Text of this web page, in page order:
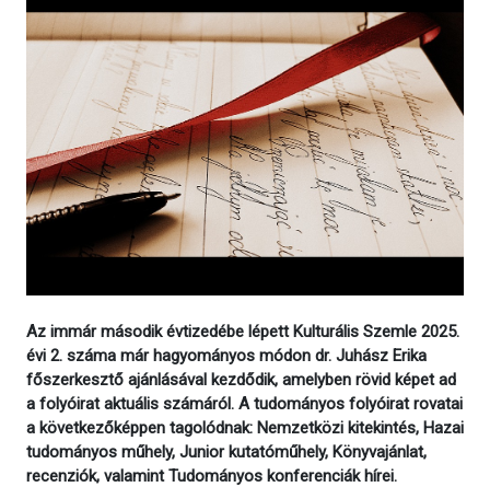
Az immár második évtizedébe lépett Kulturális Szemle 2025.
évi 2. száma már hagyományos módon dr. Juhász Erika
főszerkesztő ajánlásával kezdődik, amelyben rövid képet ad
a folyóirat aktuális számáról. A tudományos folyóirat rovatai
a következőképpen tagolódnak: Nemzetközi kitekintés, Hazai
tudományos műhely, Junior kutatóműhely, Könyvajánlat,
recenziók, valamint Tudományos konferenciák hírei.